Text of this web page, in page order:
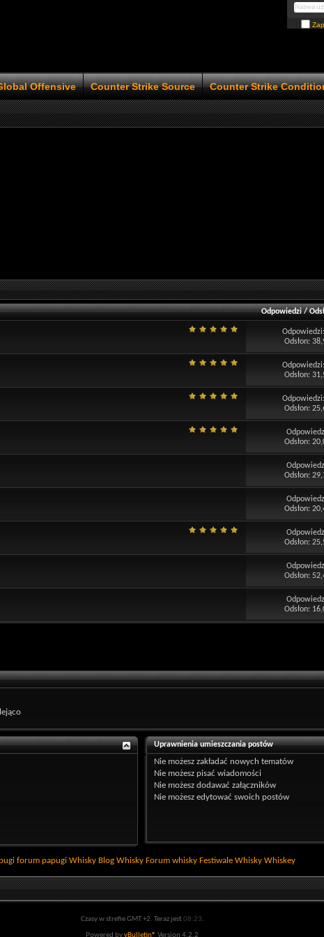
Offensive Counter Strike Source Counter Strike
Odpowiedzi/
Odsłon:
Odsłon:
Odpowiedzi:
Odsłon:
Odsłon:
Odsłon:
Odsłon:
Odsłon:
Odsłon:
Odsłon:
Uprawnienia umieszczania postów
Nie możesz zakładać nowych tematów
Nie możesz pisać wiadomości
Nie możesz dodawać załączników
Nie możesz edytować swoich postów
forum papugi Whisky Blog Whisky Forum whisky Festiwale Whisky Whiskey
Czasy w strefie GMT +2. Teraz jest08:23.
Powered byvBulletin® Version 4.2.2